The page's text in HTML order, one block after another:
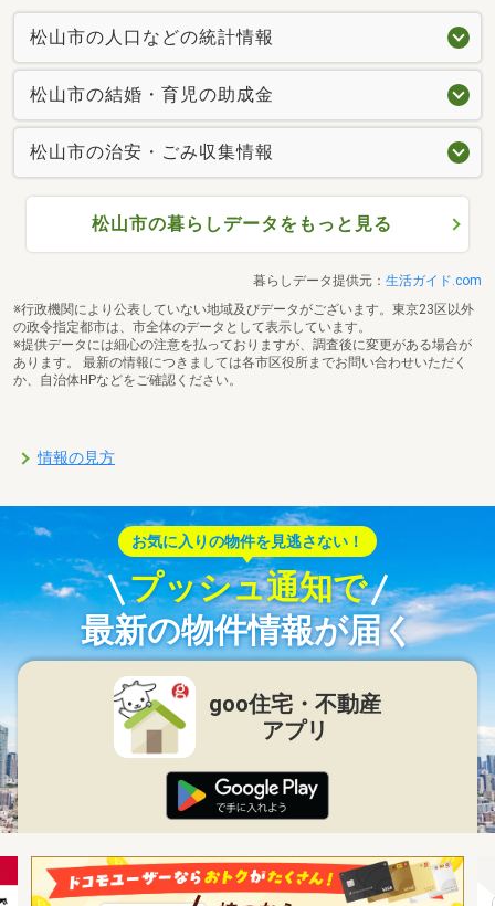
松山市の人口などの統計情報
松山市の結婚・育児の助成金
松山市の治安・ごみ収集情報
松山市の暮らしデータをもっと見る
暮らしデータ提供元： 生活ガイド.com
※行政機関により公表していない地域及びデータがございます。東京23区以外
の政令指定都市は、市全体のデータとして表示しています。
※提供データには細心の注意を払っておりますが、調査後に変更がある場合が
あります。 最新の情報につきましては各市区役所までお問い合わせいただく
か、自治体HPなどをご確認ください。
情報の見方
お気に入りの物件を見逃さない！
プッシュ通知で
最新の物件情報が届く
goo住宅・不動産
アプリ